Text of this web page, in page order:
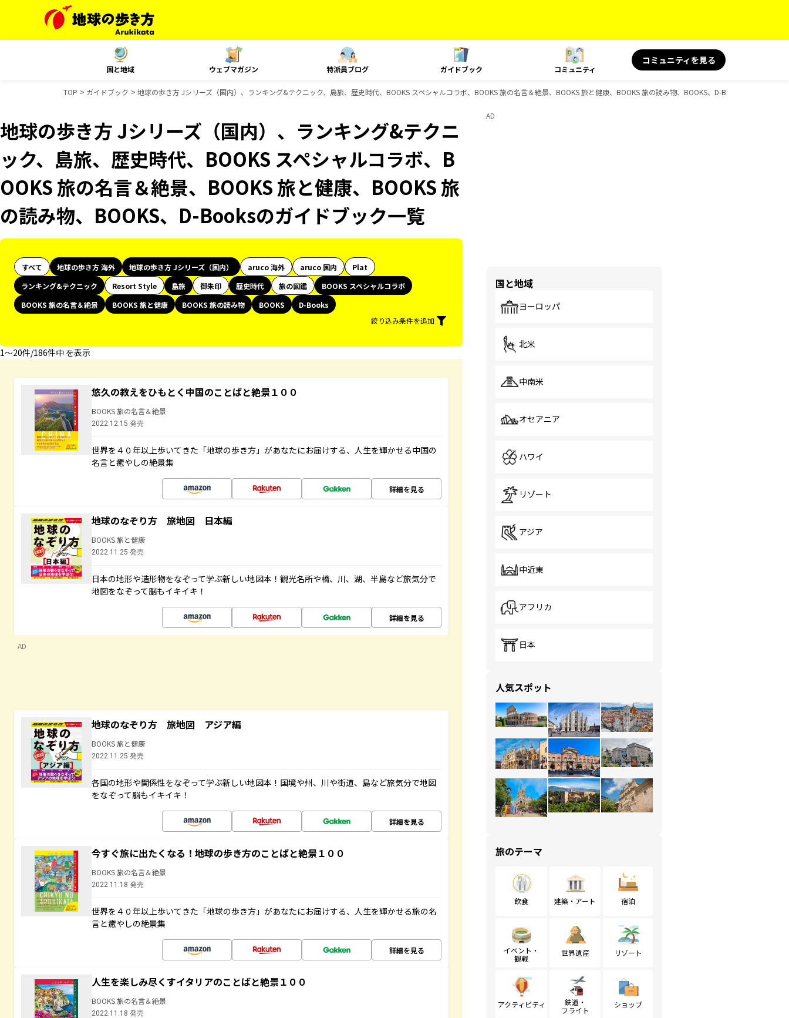
国と地域 ウェブマガジン 特派員ブログ ガイドブック コミュニティ
コミュニティを見る
TOP ガイドブック 地球の歩き方 Jシリーズ（国内）、ランキング&テクニック、島旅、歴史時代、BOOKS スペシャルコラボ、BOOKS 旅の名言＆絶景、BOOKS 旅と健康、BOOKS 旅の読み物、BOOKS、D-Booksのガイドブッ
地球の歩き方 Jシリーズ（国内）、ランキング&テクニ
ック、島旅、歴史時代、BOOKS スペシャルコラボ、B
OOKS 旅の名言＆絶景、BOOKS 旅と健康、BOOKS 旅
の読み物、BOOKS、D-Booksのガイドブック一覧
すべて 地球の歩き方 海外 地球の歩き方 Jシリーズ（国内） aruco 海外 aruco 国内
Plat
ランキング&テクニック
Resort Style 島旅 御朱印 歴史時代 旅の図鑑
BOOKS スペシャルコラボ
BOOKS 旅の名言＆絶景
BOOKS 旅と健康 BOOKS 旅の読み物 BOOKS
D-Books
絞り込み条件を追加
1〜20件/186件中 を表示
悠久の教えをひもとく中国のことばと絶景１００
BOOKS 旅の名言＆絶景
2022.12.15 発売
世界を４０年以上歩いてきた「地球の歩き方」があなたにお届けする、人生を輝かせる中国の
名言と癒やしの絶景集
詳細を見る
地球のなぞり方 旅地図 日本編
BOOKS 旅と健康
2022.11.25 発売
日本の地形や造形物をなぞって学ぶ新しい地図本！観光名所や橋、川、湖、半島など旅気分で
地図をなぞって脳もイキイキ！
詳細を見る
AD
地球のなぞり方 旅地図 アジア編
BOOKS 旅と健康
2022.11.25 発売
各国の地形や関係性をなぞって学ぶ新しい地図本！国境や州、川や街道、島など旅気分で地図
をなぞって脳もイキイキ！
詳細を見る
今すぐ旅に出たくなる！地球の歩き方のことばと絶景１００
BOOKS 旅の名言＆絶景
2022.11.18 発売
世界を４０年以上歩いてきた「地球の歩き方」があなたにお届けする、人生を輝かせる旅の名
言と癒やしの絶景集
詳細を見る
人生を楽しみ尽くすイタリアのことばと絶景１００
BOOKS 旅の名言＆絶景
2022.11.18 発売
AD
国と地域
ヨーロッパ
北米
中南米
オセアニア
ハワイ
リゾート
アジア
中近東
アフリカ
日本
人気スポット
旅のテーマ
飲食 建築・アート 宿泊
イベント・
観戦
世界遺産 リゾート
アクティビティ
鉄道・
フライト
ショップ